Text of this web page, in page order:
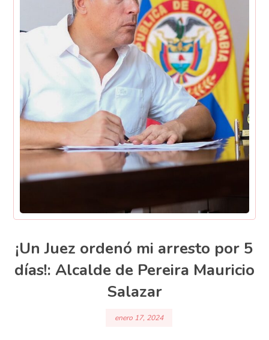
¡Un Juez ordenó mi arresto por 5
días!: Alcalde de Pereira Mauricio
Salazar
enero 17, 2024